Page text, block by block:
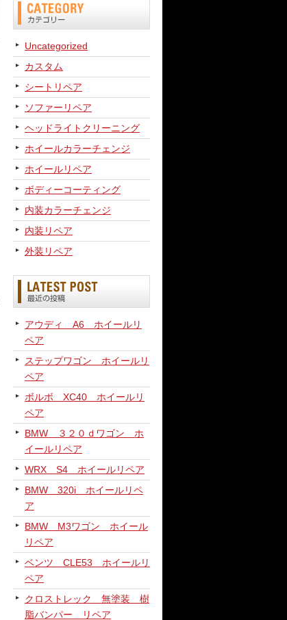
Uncategorized
カスタム
シートリペア
ソファーリペア
ヘッドライトクリーニング
ホイールカラーチェンジ
ホイールリペア
ボディーコーティング
内装カラーチェンジ
内装リペア
外装リペア
アウディ A6 ホイールリ
ペア
ステップワゴン ホイールリ
ペア
ボルボ XC40 ホイールリ
ペア
BMW ３２０ｄワゴン ホ
イールリペア
WRX S4 ホイールリペア
BMW 320i ホイールリペ
ア
BMW M3ワゴン ホイール
リペア
ベンツ CLE53 ホイールリ
ペア
クロストレック 無塗装 樹
脂バンパー リペア